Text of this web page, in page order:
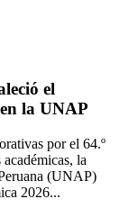
el
la UNAP
por el 64.º
la
(UNAP)
2026...